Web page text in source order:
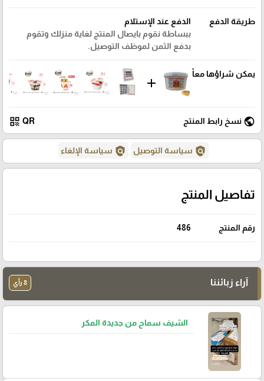
طريقة الدفع
الدفع عند الإستلام
ببساطة نقوم بايصال المنتج لغاية منزلك وتقوم
بدفع الثمن لموظف التوصيل.
يمكن شراؤها معاً
add
public نسخ رابط المنتج QR
qr_code
policy سياسة التوصيل policy سياسة الإلغاء
تفاصيل المنتج
رقم المنتج 486
آراء زبائننا 8 رأي
الشيف سماح من جديدة المكر